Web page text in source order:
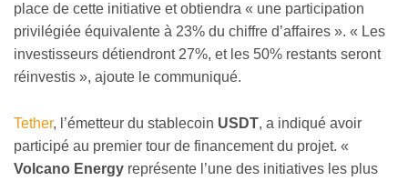
place de cette initiative et obtiendra « une participation
privilégiée équivalente à 23% du chiffre d’affaires ». « Les
investisseurs détiendront 27%, et les 50% restants seront
réinvestis », ajoute le communiqué.
Tether, l’émetteur du stablecoin USDT, a indiqué avoir
participé au premier tour de financement du projet. «
Volcano Energy représente l’une des initiatives les plus